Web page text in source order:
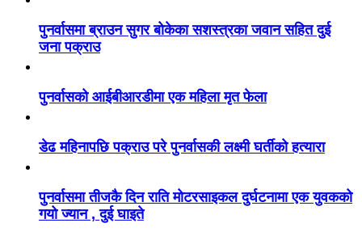
पुनर्वासमा ब्राउन सुगर बोकेका सशस्त्रका जवान सहित दुई
जना पक्राउ
पुनर्वासको आईबीआरडीमा एक महिला मृत फेला
डेढ महिनापछि पक्राउ परे पुनर्वासकी लक्ष्मी घर्तीको हत्यारा
पुनर्वासमा तीजकै दिन राति मोटरसाइकल दुर्घटनामा एक युवकको
गयो ज्यान , दुई घाइते